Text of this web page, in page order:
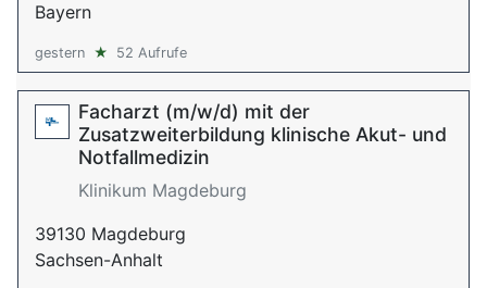
Bayern
gestern ★ 52 Aufrufe
Facharzt (m/w/d) mit der
Zusatzweiterbildung klinische Akut- und
Notfallmedizin
Klinikum Magdeburg
39130 Magdeburg
Sachsen-Anhalt